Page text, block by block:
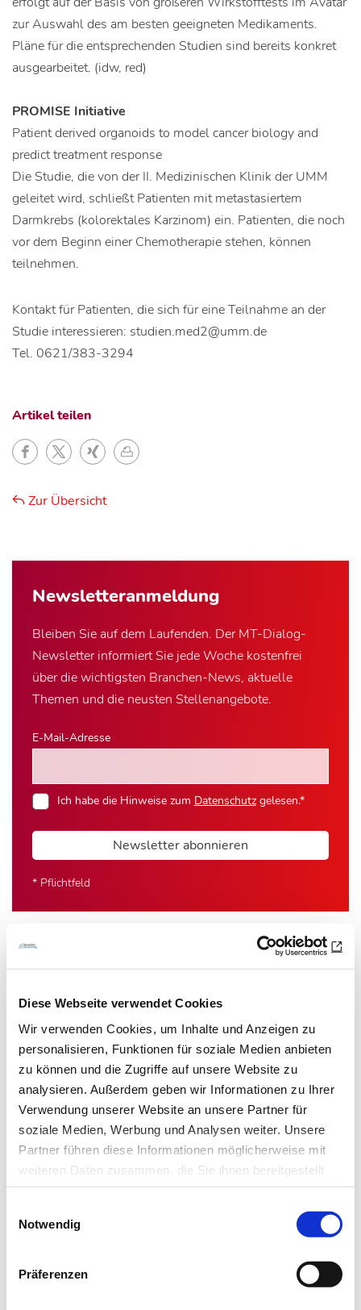
Diese Webseite verwendet Cookies
Wir verwenden Cookies, um Inhalte und Anzeigen zu
personalisieren, Funktionen für soziale Medien anbieten
zu können und die Zugriffe auf unsere Website zu
analysieren. Außerdem geben wir Informationen zu Ihrer
Verwendung unserer Website an unsere Partner für
soziale Medien, Werbung und Analysen weiter. Unsere
Partner führen diese Informationen möglicherweise mit
weiteren Daten zusammen, die Sie ihnen bereitgestellt
haben oder die sie im Rahmen Ihrer Nutzung der Dienste
Notwendig
Präferenzen
Newsletter­anmeldung
Bleiben Sie auf dem Laufenden. Der MT-Dialog-
Newsletter informiert Sie jede Woche kostenfrei
über die wichtigsten Branchen-News, aktuelle
Themen und die neusten Stellenangebote.
E-Mail-Adresse
Ich habe die Hinweise zum Datenschutzgelesen.*
Newsletter abonnieren
* Pflichtfeld
zur Auswahl des am besten geeigneten Medikaments.
Pläne für die entsprechenden Studien sind bereits konkret
ausgearbeitet. (idw, red)
PROMISE Initiative
Patient derived organoids to model cancer biology and
predict treatment response
Die Studie, die von der II. Medizinischen Klinik der UMM
geleitet wird, schließt Patienten mit metastasiertem
Darmkrebs (kolorektales Karzinom) ein. Patienten, die noch
vor dem Beginn einer Chemotherapie stehen, können
teilnehmen.
Kontakt für Patienten, die sich für eine Teilnahme an der
Studie interessieren: studien.med2@umm.de
Tel. 0621/383-3294
Artikel teilen
Zur Übersicht
24.03.16
Schnelle individualisierte